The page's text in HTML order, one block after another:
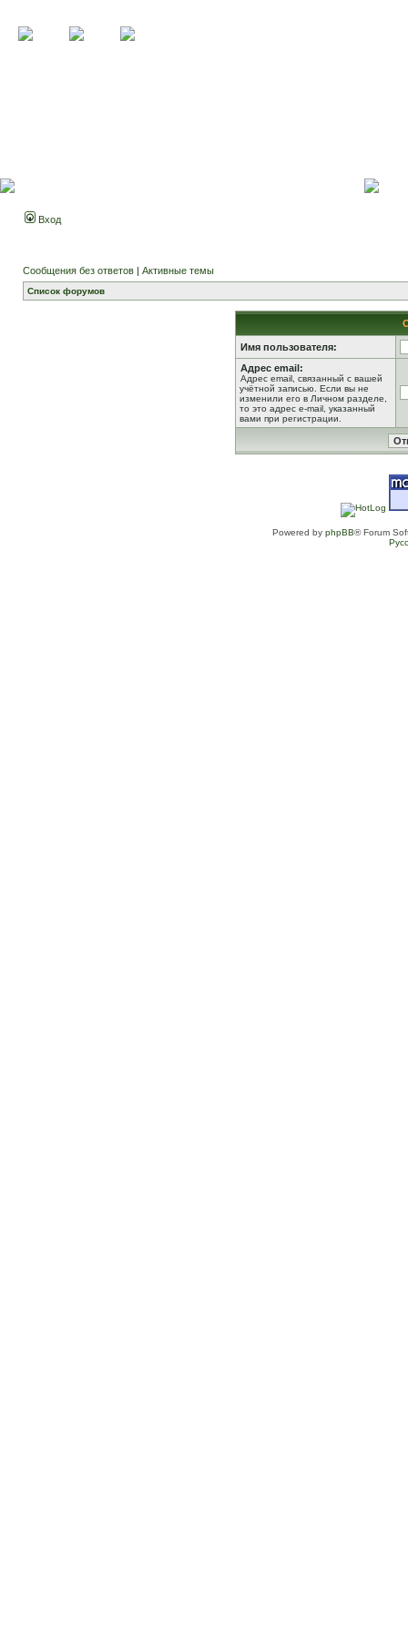
Вход
Сообщения без ответов | Активные темы
Список форумов
Имя пользователя:
Адрес email:
Адрес email, связанный с вашей
учётной записью. Если вы не
изменили его в Личном разделе,
то это адрес e-mail, указанный
вами при регистрации.
Powered by phpBB® Forum